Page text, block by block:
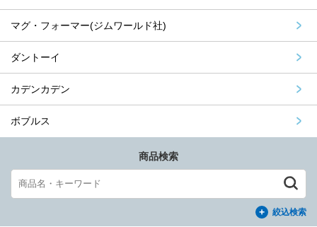
マグ・フォーマー(ジムワールド社)
ダントーイ
カデンカデン
ボブルス
商品検索
絞込検索